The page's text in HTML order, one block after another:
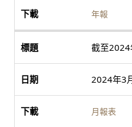
年報
截至2024
2024年3
月報表